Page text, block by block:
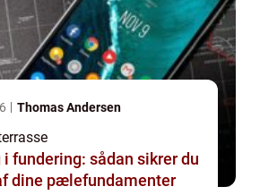
Thomas Andersen
fundering: sådan sikrer du
dine pælefundamenter